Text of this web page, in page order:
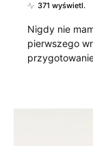
371 wyświetl.
Nigdy nie
pierwszego